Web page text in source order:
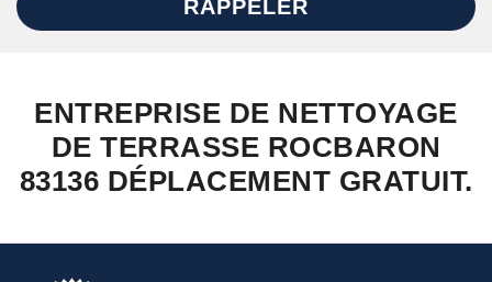
ENTREPRISE DE NETTOYAGE
DE TERRASSE ROCBARON
83136 DÉPLACEMENT GRATUIT.